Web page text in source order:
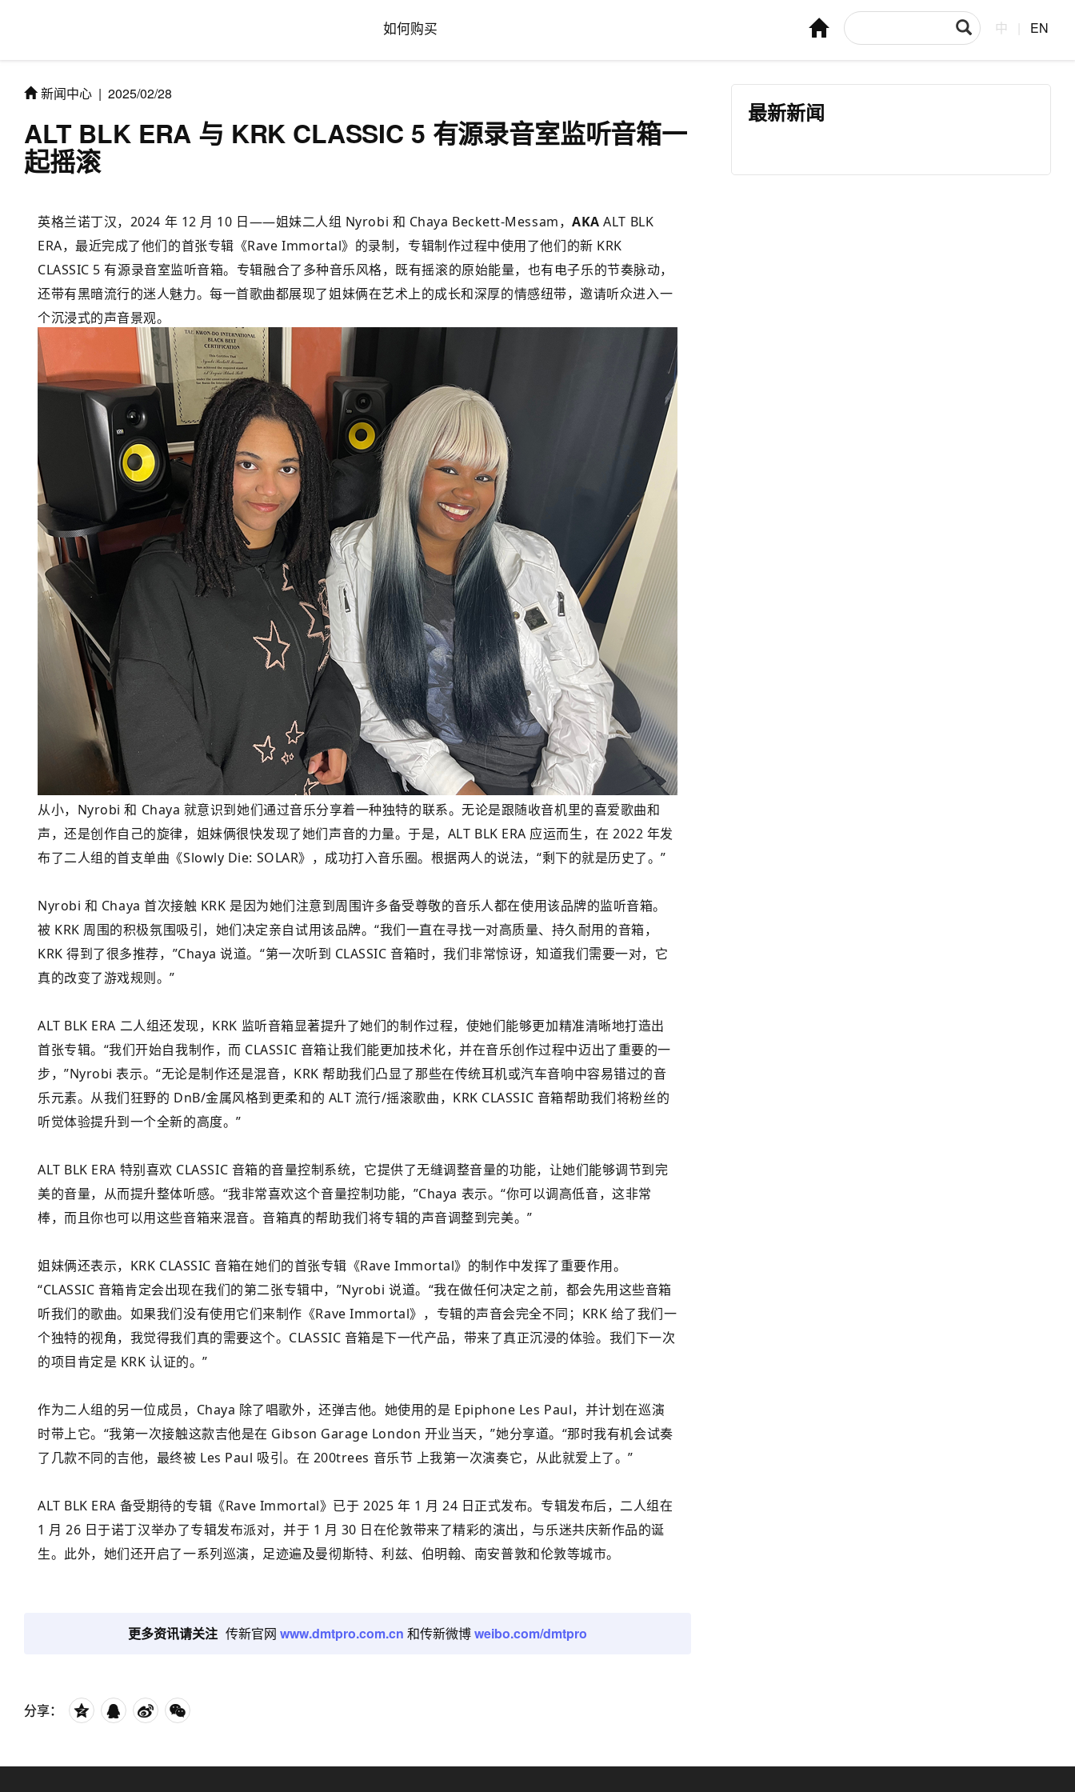
如何购买 中 EN
新闻中心 | 2025/02/28
ALT BLK ERA 与 KRK CLASSIC 5 有源录音室监听音箱一
起摇滚
英格兰诺丁汉，2024 年 12 月 10 日——姐妹二人组 Nyrobi 和 Chaya Beckett-Messam，AKA ALT BLK
ERA，最近完成了他们的首张专辑《Rave Immortal》的录制，专辑制作过程中使用了他们的新 KRK
CLASSIC 5 有源录音室监听音箱。专辑融合了多种音乐风格，既有摇滚的原始能量，也有电子乐的节奏脉动，
还带有黑暗流行的迷人魅力。每一首歌曲都展现了姐妹俩在艺术上的成长和深厚的情感纽带，邀请听众进入一
个沉浸式的声音景观。
从小，Nyrobi 和 Chaya 就意识到她们通过音乐分享着一种独特的联系。无论是跟随收音机里的喜爱歌曲和
声，还是创作自己的旋律，姐妹俩很快发现了她们声音的力量。于是，ALT BLK ERA 应运而生，在 2022 年发
布了二人组的首支单曲《Slowly Die: SOLAR》，成功打入音乐圈。根据两人的说法，“剩下的就是历史了。”
Nyrobi 和 Chaya 首次接触 KRK 是因为她们注意到周围许多备受尊敬的音乐人都在使用该品牌的监听音箱。
被 KRK 周围的积极氛围吸引，她们决定亲自试用该品牌。“我们一直在寻找一对高质量、持久耐用的音箱，
KRK 得到了很多推荐，”Chaya 说道。“第一次听到 CLASSIC 音箱时，我们非常惊讶，知道我们需要一对，它
真的改变了游戏规则。”
ALT BLK ERA 二人组还发现，KRK 监听音箱显著提升了她们的制作过程，使她们能够更加精准清晰地打造出
首张专辑。“我们开始自我制作，而 CLASSIC 音箱让我们能更加技术化，并在音乐创作过程中迈出了重要的一
步，”Nyrobi 表示。“无论是制作还是混音，KRK 帮助我们凸显了那些在传统耳机或汽车音响中容易错过的音
乐元素。从我们狂野的 DnB/金属风格到更柔和的 ALT 流行/摇滚歌曲，KRK CLASSIC 音箱帮助我们将粉丝的
听觉体验提升到一个全新的高度。”
ALT BLK ERA 特别喜欢 CLASSIC 音箱的音量控制系统，它提供了无缝调整音量的功能，让她们能够调节到完
美的音量，从而提升整体听感。“我非常喜欢这个音量控制功能，”Chaya 表示。“你可以调高低音，这非常
棒，而且你也可以用这些音箱来混音。音箱真的帮助我们将专辑的声音调整到完美。”
姐妹俩还表示，KRK CLASSIC 音箱在她们的首张专辑《Rave Immortal》的制作中发挥了重要作用。
“CLASSIC 音箱肯定会出现在我们的第二张专辑中，”Nyrobi 说道。“我在做任何决定之前，都会先用这些音箱
听我们的歌曲。如果我们没有使用它们来制作《Rave Immortal》，专辑的声音会完全不同；KRK 给了我们一
个独特的视角，我觉得我们真的需要这个。CLASSIC 音箱是下一代产品，带来了真正沉浸的体验。我们下一次
的项目肯定是 KRK 认证的。”
作为二人组的另一位成员，Chaya 除了唱歌外，还弹吉他。她使用的是 Epiphone Les Paul，并计划在巡演
时带上它。“我第一次接触这款吉他是在 Gibson Garage London 开业当天，”她分享道。“那时我有机会试奏
了几款不同的吉他，最终被 Les Paul 吸引。在 200trees 音乐节 上我第一次演奏它，从此就爱上了。”
ALT BLK ERA 备受期待的专辑《Rave Immortal》已于 2025 年 1 月 24 日正式发布。专辑发布后，二人组在
1 月 26 日于诺丁汉举办了专辑发布派对，并于 1 月 30 日在伦敦带来了精彩的演出，与乐迷共庆新作品的诞
生。此外，她们还开启了一系列巡演，足迹遍及曼彻斯特、利兹、伯明翰、南安普敦和伦敦等城市。
更多资讯请关注 传新官网 www.dmtpro.com.cn 和传新微博weibo.com/dmtpro
分享：
最新新闻